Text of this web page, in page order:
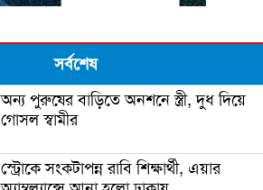
সর্বশেষ
অন্য পুরুষের বাড়িতে অনশনে স্ত্রী, দুধ দিয়ে
গোসল স্বামীর
স্ট্রোকে সংকটাপন্ন রাবি শিক্ষার্থী, এয়ার